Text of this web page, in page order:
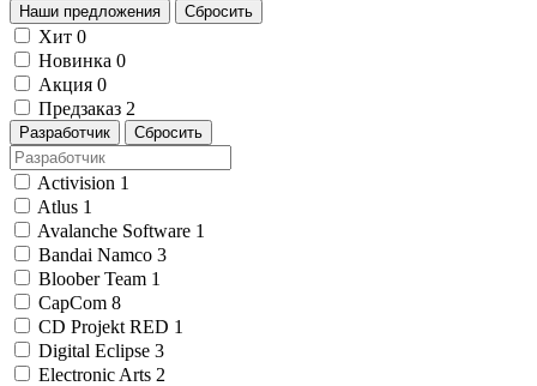
Наши предложения Сбросить
Хит 0
Новинка 0
Акция 0
Предзаказ 2
Разработчик Сбросить
Activision 1
Atlus 1
Avalanche Software 1
Bandai Namco 3
Bloober Team 1
CapCom 8
CD Projekt RED 1
Digital Eclipse 3
Electronic Arts 2